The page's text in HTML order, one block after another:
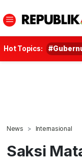
Hot Topics:
News Internasional
Saksi